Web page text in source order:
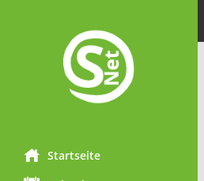
Startseite